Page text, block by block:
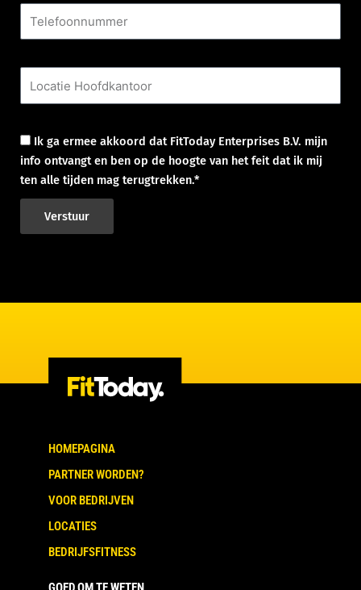
Ik ga ermee akkoord dat FitToday Enterprises B.V. mijn
info ontvangt en ben op de hoogte van het feit dat ik mij
ten alle tijden mag terugtrekken.*
Verstuur
HOMEPAGINA
PARTNER WORDEN?
VOOR BEDRIJVEN
LOCATIES
BEDRIJFSFITNESS